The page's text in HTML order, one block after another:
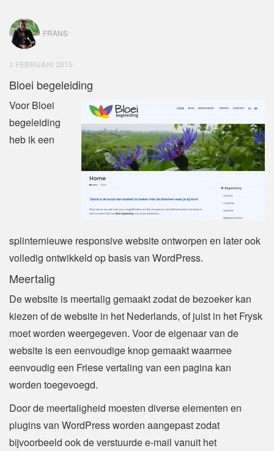
FRANS
2 FEBRUARI 2015
Bloei begeleiding
Voor Bloei
begeleiding
heb ik een
splinternieuwe responsive website ontworpen en later ook
volledig ontwikkeld op basis van WordPress.
Meertalig
De website is meertalig gemaakt zodat de bezoeker kan
kiezen of de website in het Nederlands, of juist in het Frysk
moet worden weergegeven. Voor de eigenaar van de
website is een eenvoudige knop gemaakt waarmee
eenvoudig een Friese vertaling van een pagina kan
worden toegevoegd.
Door de meertaligheid moesten diverse elementen en
plugins van WordPress worden aangepast zodat
bijvoorbeeld ook de verstuurde e-mail vanuit het